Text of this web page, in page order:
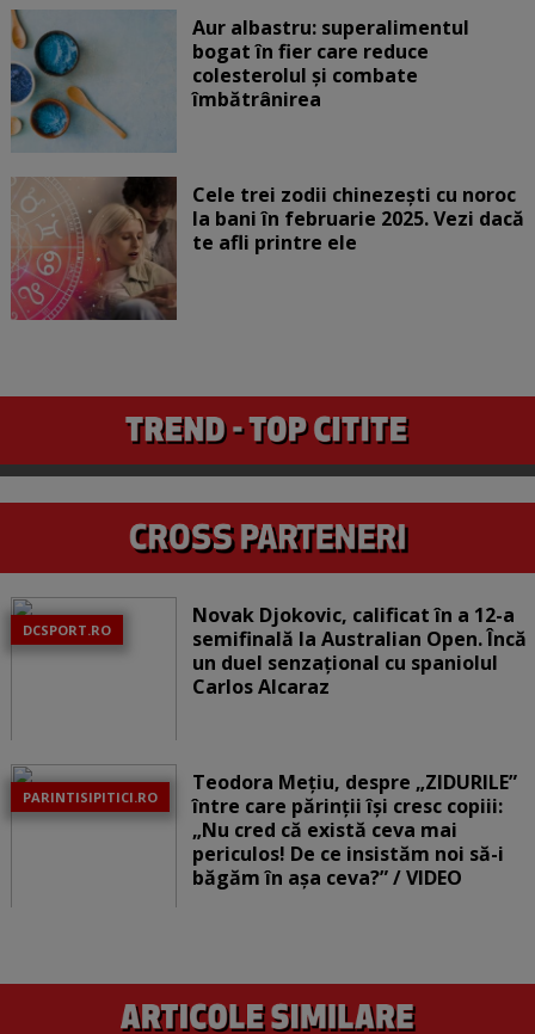
Aur albastru: superalimentul
bogat în fier care reduce
colesterolul și combate
îmbătrânirea
Cele trei zodii chinezești cu noroc
la bani în februarie 2025. Vezi dacă
te afli printre ele
DCSPORT.RO
Novak Djokovic, calificat în a 12-a
semifinală la Australian Open. Încă
un duel senzațional cu spaniolul
Carlos Alcaraz
PARINTISIPITICI.RO
Teodora Mețiu, despre „ZIDURILE”
între care părinții își cresc copiii:
„Nu cred că există ceva mai
periculos! De ce insistăm noi să-i
băgăm în așa ceva?” / VIDEO